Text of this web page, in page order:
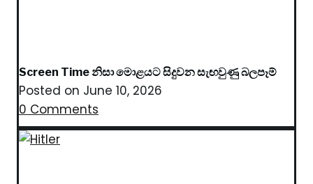
Screen Time නිසා මොළයට සිදුවන සැඟවුණු බලපෑම්
Posted on June 10, 2026
0 Comments